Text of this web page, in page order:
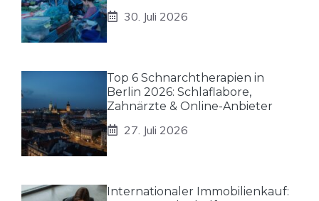
30. Juli 2026
Top 6 Schnarchtherapien in
Berlin 2026: Schlaflabore,
Zahnärzte & Online-Anbieter
27. Juli 2026
Internationaler Immobilienkauf: